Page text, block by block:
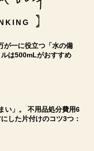
が一に役立つ「水の備
は500mLがおすすめ
い」。 不用品処分費用6
した片付けのコツ3つ：